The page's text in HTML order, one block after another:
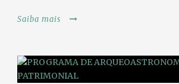
Saiba mais